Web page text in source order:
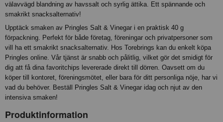
välavvägd blandning av havssalt och syrlig ättika. Ett spännande och
smakrikt snacksalternativ!
Upptäck smaken av Pringles Salt & Vinegar i en praktisk 40 g
förpackning. Perfekt för både företag, föreningar och privatpersoner som
vill ha ett smakrikt snacksalternativ. Hos Torebrings kan du enkelt köpa
Pringles online. Vår tjänst är snabb och pålitlig, vilket gör det smidigt för
dig att få dina favoritchips levererade direkt till dörren. Oavsett om du
köper till kontoret, föreningsmötet, eller bara för ditt personliga nöje, har vi
vad du behöver. Beställ Pringles Salt & Vinegar idag och njut av den
intensiva smaken!
Produktinformation